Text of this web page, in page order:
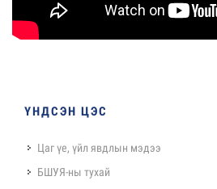
ҮНДСЭН ЦЭС
Цаг үе, үйл явдлын мэдээ
БШУЯ-ны тухай